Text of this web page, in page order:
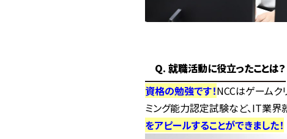
Q. 就職活動に役立ったことは？
資格の勉強です！NCCはゲームク
ミング能力認定試験など、IT業界
をアピールすることができました！